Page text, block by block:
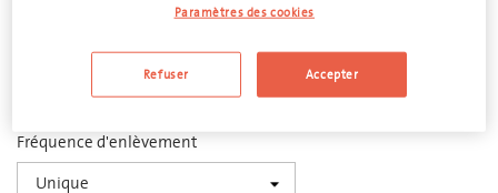
+
Fréquence d'enlèvement
Paramètres des cookies
Refuser Accepter